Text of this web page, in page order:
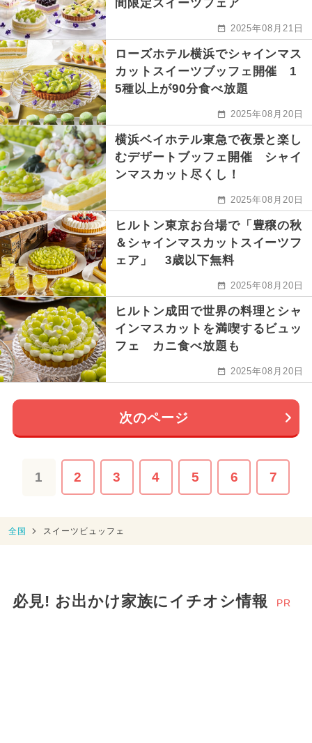
間限定スイーツフェア
2025年08月21日
ローズホテル横浜でシャインマス
カットスイーツブッフェ開催 1
5種以上が90分食べ放題
2025年08月20日
横浜ベイホテル東急で夜景と楽し
むデザートブッフェ開催 シャイ
ンマスカット尽くし！
2025年08月20日
ヒルトン東京お台場で「豊穣の秋
＆シャインマスカットスイーツフ
ェア」 3歳以下無料
2025年08月20日
ヒルトン成田で世界の料理とシャ
インマスカットを満喫するビュッ
フェ カニ食べ放題も
2025年08月20日
次のページ
1 2 3 4 5 6 7
全国 スイーツビュッフェ
必見! お出かけ家族にイチオシ情報 PR